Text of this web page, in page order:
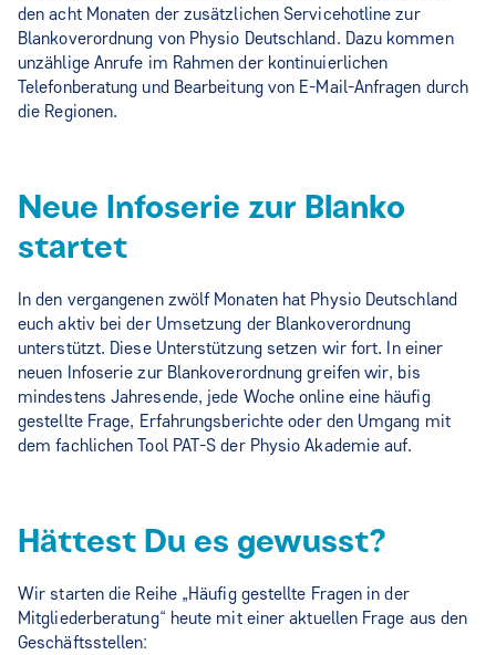
den acht Monaten der zusätzlichen Servicehotline zur
Blankoverordnung von Physio Deutschland. Dazu kommen
unzählige Anrufe im Rahmen der kontinuierlichen
Telefonberatung und Bearbeitung von E-Mail-Anfragen durch
die Regionen.
Neue Infoserie zur Blanko
startet
In den vergangenen zwölf Monaten hat Physio Deutschland
euch aktiv bei der Umsetzung der Blankoverordnung
unterstützt. Diese Unterstützung setzen wir fort. In einer
neuen Infoserie zur Blankoverordnung greifen wir, bis
mindestens Jahresende, jede Woche online eine häufig
gestellte Frage, Erfahrungsberichte oder den Umgang mit
dem fachlichen Tool PAT-S der Physio Akademie auf.
Hättest Du es gewusst?
Wir starten die Reihe „Häufig gestellte Fragen in der
Mitgliederberatung“ heute mit einer aktuellen Frage aus den
Geschäftsstellen: